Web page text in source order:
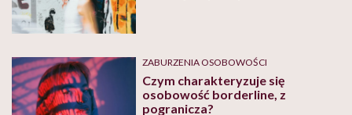
ZABURZENIA OSOBOWOŚCI
Czym charakteryzuje się
osobowość borderline, z
pogranicza?